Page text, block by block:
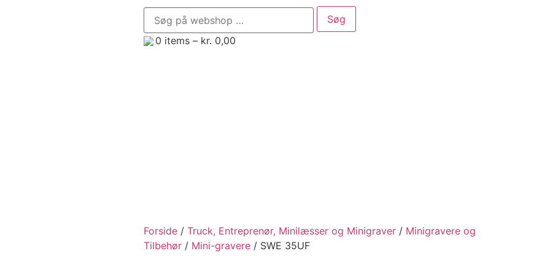
0 items – kr. 0,00
Forside / Truck, Entreprenør, Minilæsser og Minigraver / Minigravere og
Tilbehør / Mini-gravere / SWE 35UF